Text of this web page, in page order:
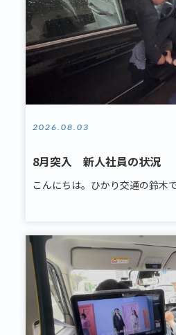
2026.08.03
8月突入 新人社員の状況
こんにちは。ひかり交通の鈴